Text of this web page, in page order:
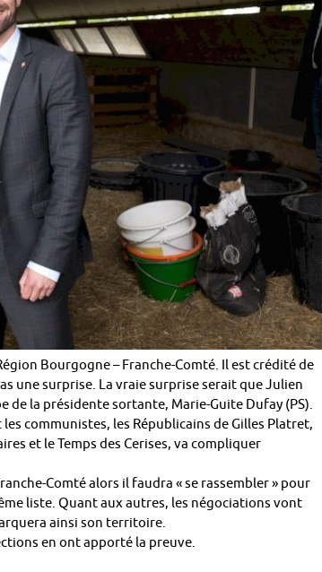
Bourgogne – Franche-Comté. Il est crédité de
une surprise. La vraie surprise serait que Julien
de la présidente sortante, Marie-Guite Dufay (PS).
communistes, les Républicains de Gilles Platret,
et le Temps des Cerises, va compliquer
Comté alors il faudra « se rassembler » pour
liste. Quant aux autres, les négociations vont
ainsi son territoire.
en ont apporté la preuve.